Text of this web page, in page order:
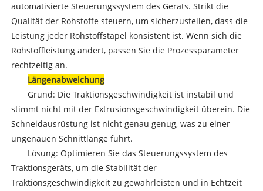
automatisierte Steuerungssystem des Geräts. Strikt die
Qualität der Rohstoffe steuern, um sicherzustellen, dass die
Leistung jeder Rohstoffstapel konsistent ist. Wenn sich die
Rohstoffleistung ändert, passen Sie die Prozessparameter
rechtzeitig an.
Längenabweichung
Grund: Die Traktionsgeschwindigkeit ist instabil und
stimmt nicht mit der Extrusionsgeschwindigkeit überein. Die
Schneidausrüstung ist nicht genau genug, was zu einer
ungenauen Schnittlänge führt.
Lösung: Optimieren Sie das Steuerungssystem des
Traktionsgeräts, um die Stabilität der
Traktionsgeschwindigkeit zu gewährleisten und in Echtzeit